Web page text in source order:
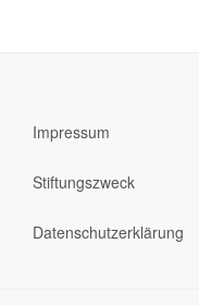
Impressum
Stiftungszweck
Datenschutzerklärung